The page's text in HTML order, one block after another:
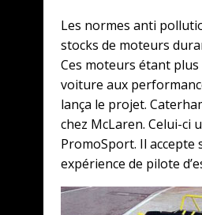
Les normes anti
stocks de moteurs
Ces moteurs étant
voiture aux
lança le projet.
chez McLaren. Celui-ci
PromoSport. Il
expérience de pilote